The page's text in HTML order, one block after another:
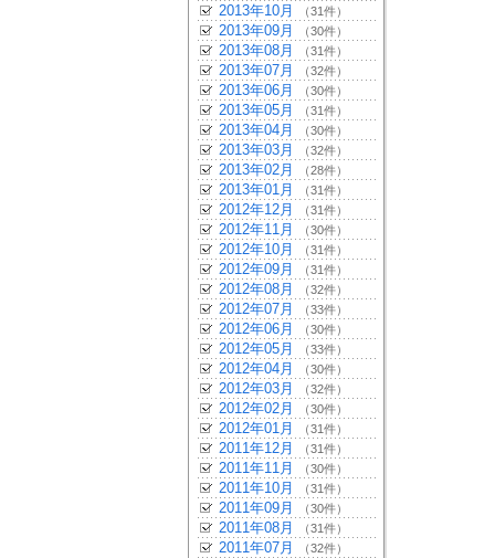
2013年10月 （31件）
2013年09月 （30件）
2013年08月 （31件）
2013年07月 （32件）
2013年06月 （30件）
2013年05月 （31件）
2013年04月 （30件）
2013年03月 （32件）
2013年02月 （28件）
2013年01月 （31件）
2012年12月 （31件）
2012年11月 （30件）
2012年10月 （31件）
2012年09月 （31件）
2012年08月 （32件）
2012年07月 （33件）
2012年06月 （30件）
2012年05月 （33件）
2012年04月 （30件）
2012年03月 （32件）
2012年02月 （30件）
2012年01月 （31件）
2011年12月 （31件）
2011年11月 （30件）
2011年10月 （31件）
2011年09月 （30件）
2011年08月 （31件）
2011年07月 （32件）